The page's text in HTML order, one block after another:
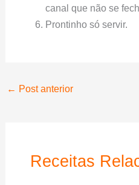
canal que não se
Prontinho só servir.
← Post anterior
Receitas